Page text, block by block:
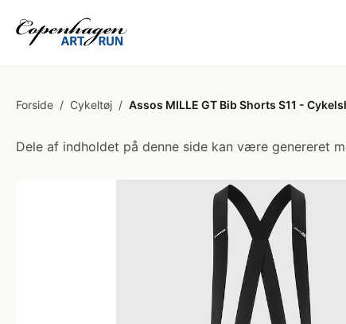
Forside / Cykeltøj / Assos MILLE GT Bib Shorts S11 -
Dele af indholdet på denne side kan være genereret